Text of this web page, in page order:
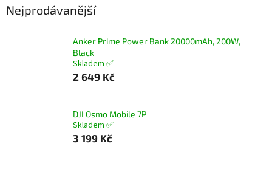
Nejprodávanější
Anker Prime Power Bank 20000mAh, 200W,
Black
Skladem ✅
2 649 Kč
DJI Osmo Mobile 7P
Skladem ✅
3 199 Kč